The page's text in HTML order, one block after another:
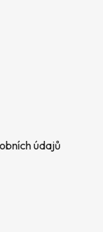
s
údajů